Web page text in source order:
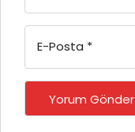
E-Posta *
Yorum Gönder